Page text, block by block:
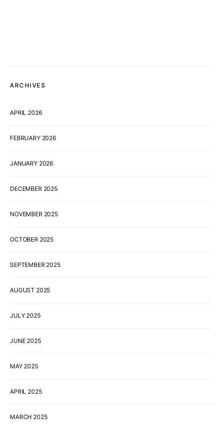
ARCHIVES
APRIL 2026
FEBRUARY 2026
JANUARY 2026
DECEMBER 2025
NOVEMBER 2025
OCTOBER 2025
SEPTEMBER 2025
AUGUST 2025
JULY 2025
JUNE 2025
MAY 2025
APRIL 2025
MARCH 2025